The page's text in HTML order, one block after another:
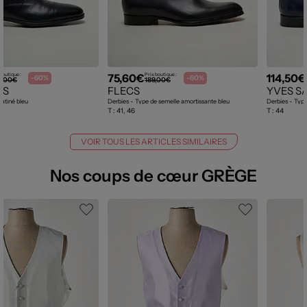
: -60%
bleu
75,60€Prix boutique :
189,00€ -60%
FLECS
Derbies - Type de semelle amortissante bleu
T : 41, 46
114,50€
YVES
Derbies -
T : 44
VOIR TOUS LES ARTICLES SIMILAIRES
Nos coups de cœur GRÈGE